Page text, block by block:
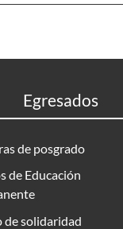
Egresados
de posgrado
de Educación
de solidaridad